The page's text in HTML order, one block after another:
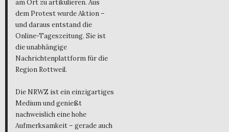
am Ort zu artikulieren. Aus
dem Protest wurde Aktion –
und daraus entstand die
Online-Tageszeitung. Sie ist
die unabhängige
Nachrichtenplattform für die
Region Rottweil.
Die NRWZ ist ein einzigartiges
Medium und genießt
nachweislich eine hohe
Aufmerksamkeit – gerade auch